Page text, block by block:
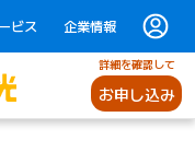
ビス 企業情報
詳細を確認して
お申し込み